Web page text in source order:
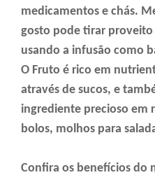
medicamentos e chás.
gosto pode tirar proveito
usando a infusão como
O Fruto é rico em
através de sucos, e
ingrediente precioso em
bolos, molhos para
Confira os benefícios do